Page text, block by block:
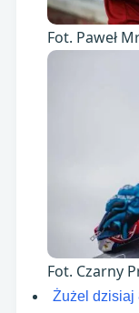
Fot. Paweł
Fot. Czarny
Żużel dzisiaj